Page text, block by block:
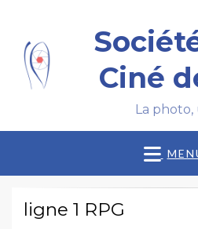
Ciné
La photo,
ligne 1 RPG